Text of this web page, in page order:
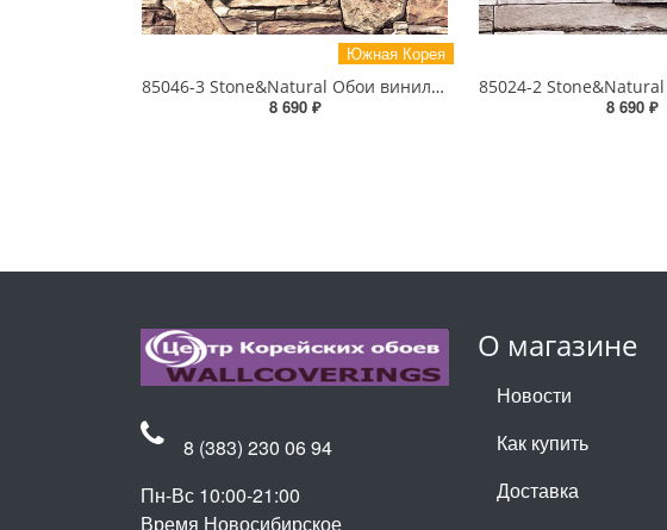
Южная Корея
85046-3 Stone&Natural Обои виниловые на бумажной основе 1.06*15.5
8 690 ₽
8 690 ₽
О магазине
Новости
Как купить
Доставка
8 (383) 230 06 94
Пн-Вс 10:00-21:00
Время Новосибирское